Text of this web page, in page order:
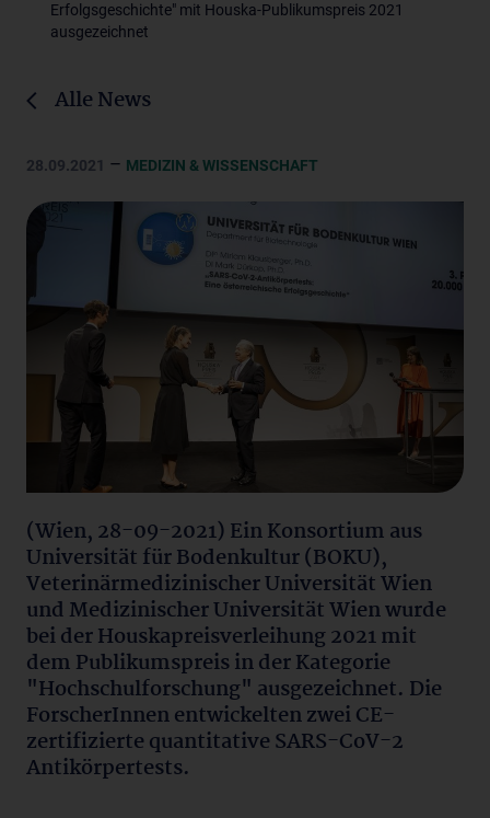
Erfolgsgeschichte" mit Houska-Publikumspreis 2021
ausgezeichnet
Alle News
28.09.2021 – MEDIZIN & WISSENSCHAFT
(Wien, 28-09-2021) Ein Konsortium aus
Universität für Bodenkultur (BOKU),
Veterinärmedizinischer Universität Wien
und Medizinischer Universität Wien wurde
bei der Houskapreisverleihung 2021 mit
dem Publikumspreis in der Kategorie
"Hochschulforschung" ausgezeichnet. Die
ForscherInnen entwickelten zwei CE-
zertifizierte quantitative SARS-CoV-2
Antikörpertests.